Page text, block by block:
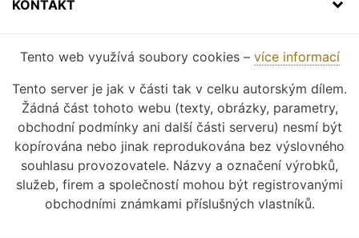
KONTAKT
Tento web využívá soubory cookies – více informací
Tento server je jak v části tak v celku autorským dílem.
Žádná část tohoto webu (texty, obrázky, parametry,
obchodní podmínky ani další části serveru) nesmí být
kopírována nebo jinak reprodukována bez výslovného
souhlasu provozovatele. Názvy a označení výrobků,
služeb, firem a společností mohou být registrovanými
obchodními známkami příslušných vlastníků.